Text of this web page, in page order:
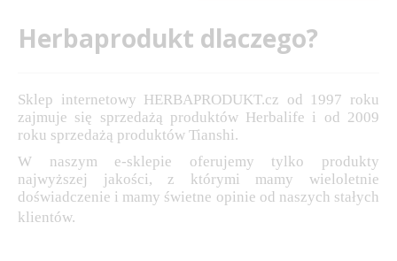
Herbaprodukt dlaczego?
Sklep internetowy HERBAPRODUKT.cz od 1997 roku
zajmuje się sprzedażą produktów Herbalife i od 2009
roku sprzedażą produktów Tianshi.
W naszym e-sklepie oferujemy tylko produkty
najwyższej jakości, z którymi mamy wieloletnie
doświadczenie i mamy świetne opinie od naszych stałych
klientów.